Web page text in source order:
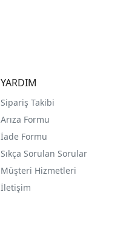
YARDIM
Sipariş Takibi
Arıza Formu
İade Formu
Sıkça Sorulan Sorular
Müşteri Hizmetleri
İletişim